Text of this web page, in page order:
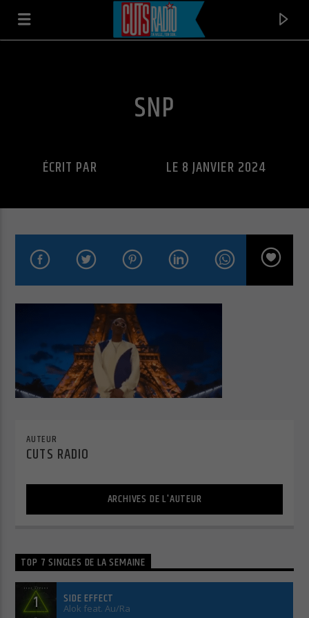
EN CE MOMENT
FREAK (HYPELEZZ & DANIEL HEIN 2021 EDIT)
Cuts Pop Rock
SNP
ÉCRIT PAR LE 8 JANVIER 2024
AUTEUR
CUTS RADIO
ARCHIVES DE L'AUTEUR
TOP 7 SINGLES DE LA SEMAINE
1 SIDE EFFECT
Alok feat. Au/Ra